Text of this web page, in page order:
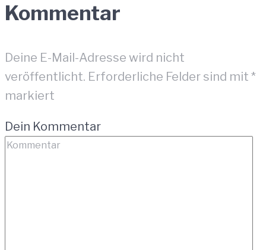
Kommentar
Deine E-Mail-Adresse wird nicht
veröffentlicht. Erforderliche Felder sind mit *
markiert
Dein Kommentar